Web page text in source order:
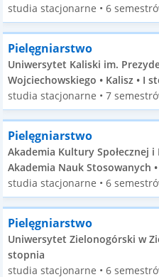
studia stacjonarne • 6
Pielęgniarstwo
Uniwersytet Kaliski im.
Wojciechowskiego • Kalisz • I
studia stacjonarne • 7
Pielęgniarstwo
Akademia Kultury Społecznej
Akademia Nauk Stosowanych
studia stacjonarne • 6
Pielęgniarstwo
Uniwersytet Zielonogórski w
stopnia
studia stacjonarne • 6